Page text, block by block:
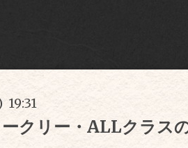
19:31
クリー・ALLクラス